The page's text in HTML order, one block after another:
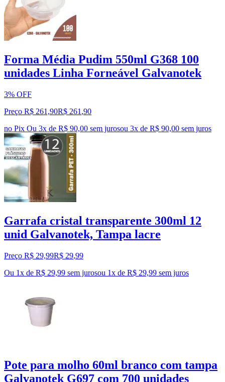
Forma Média Pudim 550ml G368 100
unidades Linha Forneável Galvanotek
3% OFF
Preço R$ 261,90R$ 261 ,90
no Pix Ou 3x de R$ 90,00 sem jurosou 3x de R$ 90,00 sem juros
Garrafa cristal transparente 300ml 12
unid Galvanotek, Tampa lacre
Preço R$ 29,99R$ 29,99
Ou 1x de R$ 29,99 sem jurosou 1x de R$ 29,99 sem juros
Pote para molho 60ml branco com tampa
Galvanotek G697 com 700 unidades